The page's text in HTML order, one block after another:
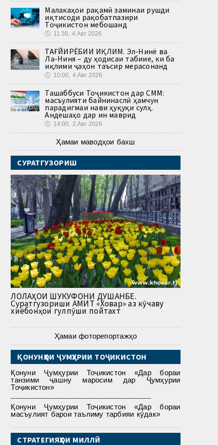
Малакаҳои рақамӣ заминаи рушди
иқтисоди рақобатпазири
Тоҷикистон мебошанд
🕔 11:30, 4.Авг 2026
ТАҒЙИРЁБИИ ИҚЛИМ. Эл-Нинё ва
Ла-Ниня – ду ҳодисаи табиие, ки ба
иқлими ҷаҳон таъсир мерасонанд
🕔 10:00, 4.Авг 2026
Ташаббуси Тоҷикистон дар СММ:
масъулияти байнинаслӣ ҳамчун
парадигмаи нави ҳуқуқи сулҳ.
Андешаҳо дар ин маврид
🕔 14:00, 2.Авг 2026
Ҳамаи маводҳои бахш
СУРАТГУЗОРИШ
ЛОЛАҲОИ ШУКУФОНИ ДУШАНБЕ.
Суратгузориши АМИТ «Ховар» аз кӯчаву
хиёбонҳои гулпӯши пойтахт
Ҳамаи фоторепортажҳо
ҚОНУНҲОИ ҶУМҲУРИИ ТОҶИКИСТОН
Қонуни Ҷумҳурии Тоҷикистон «Дар бораи
танзими ҷашну маросим дар Ҷумҳурии
Тоҷикистон»
Қонуни Ҷумҳурии Тоҷикистон «Дар бораи
масъулият барои таълиму тарбияи кӯдак»
СТРАТЕГИЯҲОИ МИЛЛӢ